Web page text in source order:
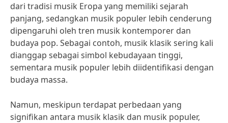
dari tradisi musik Eropa yang memiliki sejarah
panjang, sedangkan musik populer lebih cenderung
dipengaruhi oleh tren musik kontemporer dan
budaya pop. Sebagai contoh, musik klasik sering kali
dianggap sebagai simbol kebudayaan tinggi,
sementara musik populer lebih diidentifikasi dengan
budaya massa.
Namun, meskipun terdapat perbedaan yang
signifikan antara musik klasik dan musik populer,